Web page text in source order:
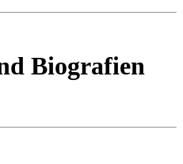
Biografien